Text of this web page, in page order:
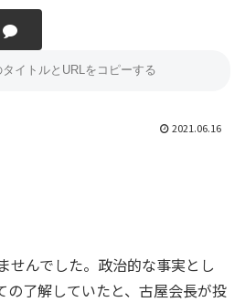
2021.06.16
せんでした。政治的な事実とし
の了解していたと、古屋会長が投